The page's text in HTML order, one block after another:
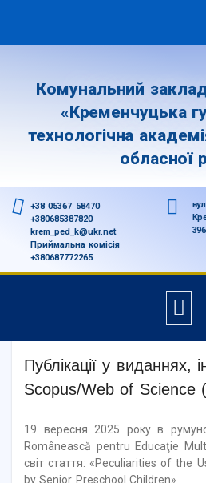
Комунальний
«Кременчуцька
технологічна
обласної
+38 05367 58470
+380685387820
krem_ped_k@ukr.net
Приймальна комісія
+380687772265
Публікації у виданнях,
Scopus/Web of Science
19 вересня 2025 року в
Românească pentru Educaţie
світ стаття: «Peculiarities of the
by Senior Preschool Children»